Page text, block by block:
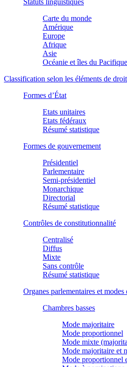
Carte du monde
Amérique
Europe
Afrique
Asie
Océanie et îles du Pacifique
Classification selon les éléments de
Formes d’État
Etats unitaires
Etats fédéraux
Résumé statistique
Formes de gouvernement
Présidentiel
Parlementaire
Semi-présidentiel
Monarchique
Directorial
Résumé statistique
Contrôles de constitutionnalité
Centralisé
Diffus
Mixte
Sans contrôle
Résumé statistique
Organes parlementaires et
Chambres basses
Mode majoritaire
Mode proportionnel
Mode mixte
Mode majoritaire et
Mode proportionnel